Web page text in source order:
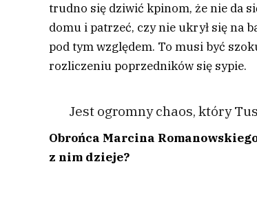
trudno się dziwić kpinom, że nie da
domu i patrzeć, czy nie ukrył się na
pod tym względem. To musi być
rozliczeniu poprzedników się sypie.
Jest ogromny chaos, który
Obrońca Marcina
z nim dzieje?